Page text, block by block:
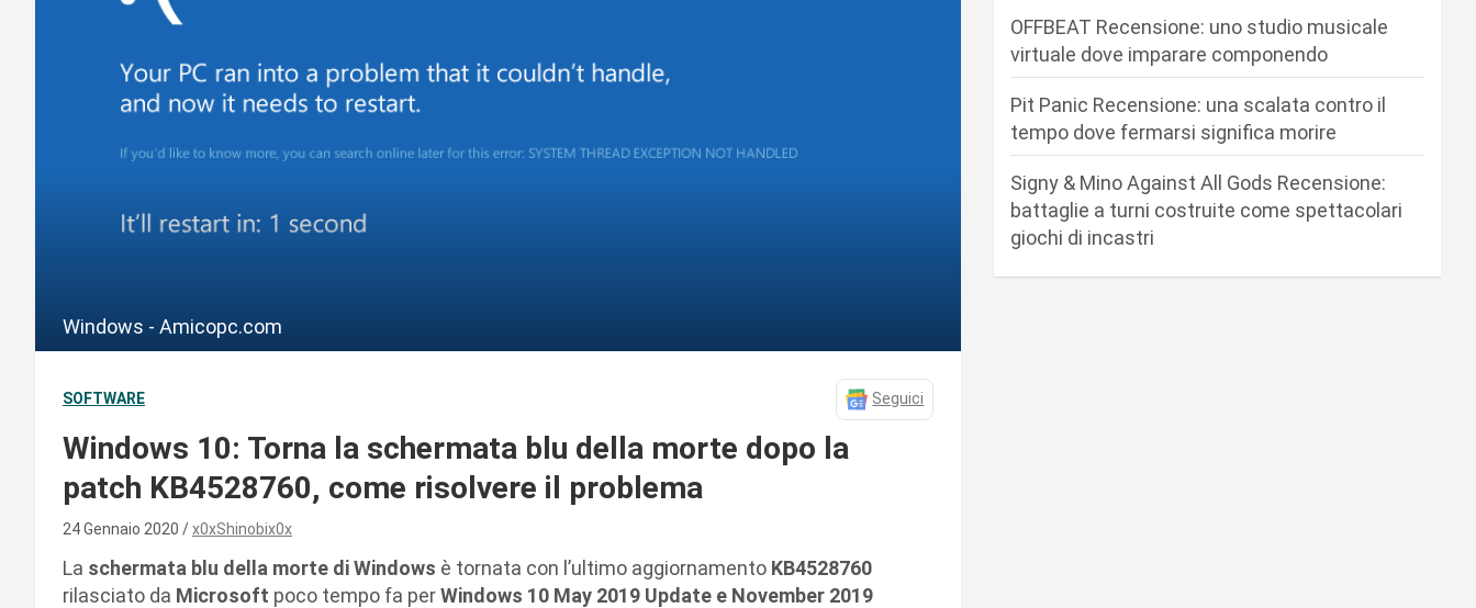
Windows - Amicopc.com
SOFTWARE Seguici
Windows 10: Torna la schermata blu della morte dopo la
patch KB4528760, come risolvere il problema
24 Gennaio 2020 x0xShinobix0x
La schermata blu della morte di Windows è tornata con l’ultimo aggiornamento KB4528760
rilasciato da Microsoft poco tempo fa perWindows 10 May 2019 Update e November 2019
OFFBEAT Recensione: uno studio musicale
virtuale dove imparare componendo
Pit Panic Recensione: una scalata contro il
tempo dove fermarsi significa morire
Signy & Mino Against All Gods Recensione:
battaglie a turni costruite come spettacolari
giochi di incastri